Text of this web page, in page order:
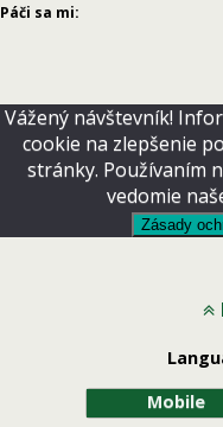
Páči sa mi:
Vážený návštevník!
cookie na zlepšenie
stránky. Používaním
vedomie
Zásady
Mobile